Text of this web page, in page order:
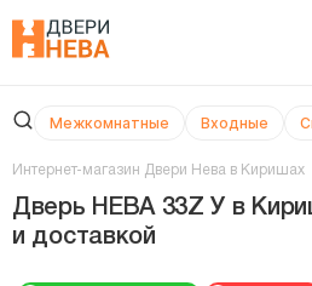
Межкомнатные Входные
Интернет-магазин Двери Нева в Киришах
Дверь НЕВА 33Z У в
и доставкой